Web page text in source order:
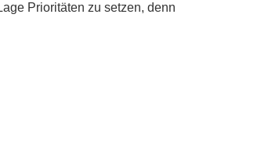
Prioritäten zu setzen, denn